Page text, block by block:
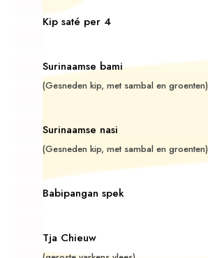
Kip saté per 4
Surinaamse bami
(Gesneden kip, met sambal en groenten)
Surinaamse nasi
(Gesneden kip, met sambal en groenten)
Babipangan spek
Tja Chieuw